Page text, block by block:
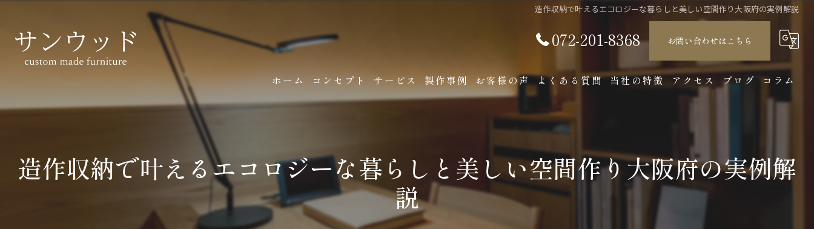
造作収納で叶えるエコロジーな暮らしと美しい空間作り大阪府の実例解説
072-201-8368 お問い合わせはこちら
ホーム コンセプト サービス 製作事例 お客様の声 よくある質問 当社の特徴
製造
オーダーメイド
アクセス ブログ コラム
造作収納で叶えるエコロジーな暮らしと美しい空間作り大阪府の実例解
説